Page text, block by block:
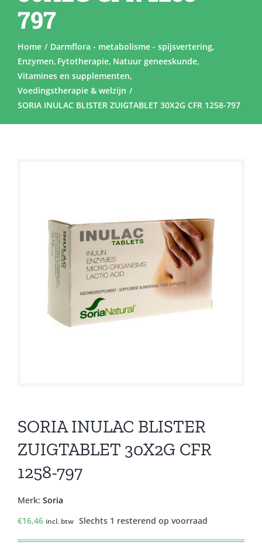
797
Home
Darmflora - metabolisme - spijsvertering
Enzymen Fytotherapie Natuur geneeskunde
Vitamines en supplementen
Voedingstherapie & welzijn
SORIA INULAC BLISTER ZUIGTABLET 30X2G CFR 1258-797
SORIA INULAC BLISTER
ZUIGTABLET 30X2G CFR
1258-797
Merk: Soria
€16,46 incl. btw Slechts 1 resterend op voorraad